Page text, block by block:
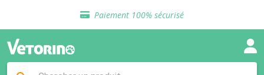
Paiement 100% sécurisé
Livraison gratuite en clinique vétérinaire
Sélection de croquettes vétérinaire